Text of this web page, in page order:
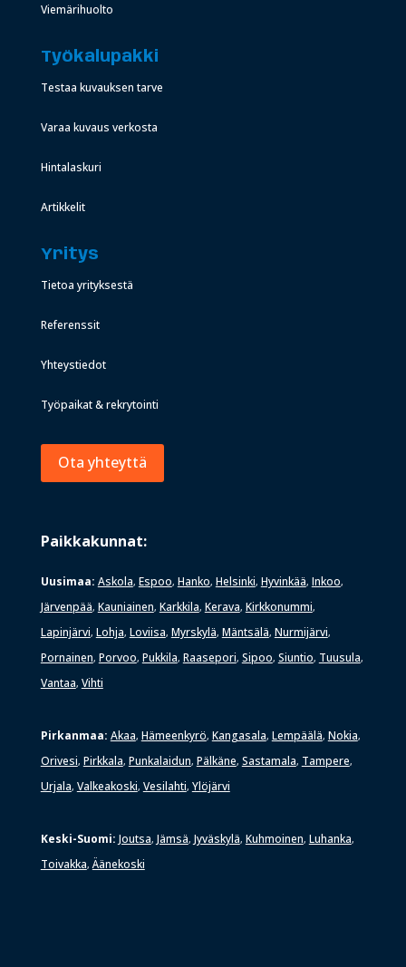
Viemärihuolto
Työkalupakki
Testaa kuvauksen tarve
Varaa kuvaus verkosta
Hintalaskuri
Artikkelit
Yritys
Tietoa yrityksestä
Referenssit
Yhteystiedot
Työpaikat & rekrytointi
Ota yhteyttä
Paikkakunnat:
Uusimaa: Askola, Espoo, Hanko, Helsinki, Hyvinkää, Inkoo,
Järvenpää, Kauniainen, Karkkila, Kerava, Kirkkonummi,
Lapinjärvi, Lohja, Loviisa, Myrskylä, Mäntsälä, Nurmijärvi,
Pornainen, Porvoo, Pukkila, Raasepori, Sipoo, Siuntio, Tuusula,
Vantaa, Vihti
Pirkanmaa: Akaa, Hämeenkyrö, Kangasala, Lempäälä, Nokia,
Orivesi, Pirkkala, Punkalaidun, Pälkäne, Sastamala, Tampere,
Urjala, Valkeakoski, Vesilahti, Ylöjärvi
Keski-Suomi: Joutsa, Jämsä, Jyväskylä, Kuhmoinen, Luhanka,
Toivakka,Äänekoski